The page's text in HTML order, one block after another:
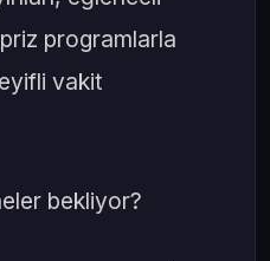
programlarla
vakit
bekliyor?